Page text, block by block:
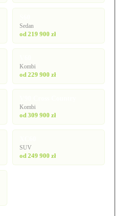
Sedan
od 219 900 zł
Kombi
od 229 900 zł
Kombi
od 309 900 zł
SUV
od 249 900 zł